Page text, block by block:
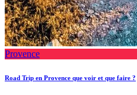
Provence
Road Trip en Provence que voir et que faire ?